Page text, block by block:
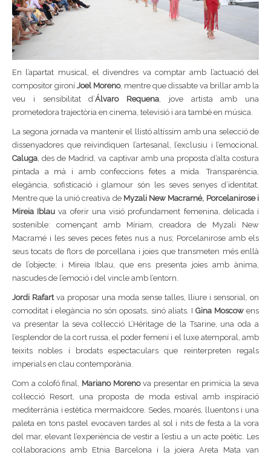
En l’apartat musical, el divendres va comptar amb l’actuació del
compositor gironí Joel Moreno, mentre que dissabte va brillar amb la
veu i sensibilitat d’Álvaro Requena , jove artista amb una
prometedora trajectòria en cinema, televisió i ara també en música.
La segona jornada va mantenir el llistó altíssim amb una selecció de
dissenyadores que reivindiquen l’artesanal, l’exclusiu i l’emocional.
Caluga , des de Madrid, va captivar amb una proposta d’alta costura
pintada a mà i amb confeccions fetes a mida. Transparència,
elegància, sofisticació i glamour són les seves senyes d’identitat.
Mentre que la unió creativa de Myzali New Macramé, Porcelanirose i
Mireia Iblau va oferir una visió profundament femenina, delicada i
sostenible: començant amb Míriam, creadora de Myzali New
Macramé i les seves peces fetes nus a nus; Porcelanirose amb els
seus tocats de flors de porcellana i joies que transmeten més enllà
de l’objecte; i Mireia Iblau, que ens presenta joies amb ànima,
nascudes de l’emoció i del vincle amb l’entorn.
Jordi Rafartva proposar una moda sense talles, lliure i sensorial, on
comoditat i elegància no són oposats, sinó aliats. I Gina Moscowens
va presentar la seva col·lecció L’Héritage de la Tsarine, una oda a
l’esplendor de la cort russa, el poder femení i el luxe atemporal, amb
teixits nobles i brodats espectaculars que reinterpreten regals
imperials en clau contemporània.
Com a colofó final, Mariano Morenova presentar en primícia la seva
col·lecció Resort, una proposta de moda estival amb inspiració
mediterrània i estètica mermaidcore. Sedes, moarés, lluentons i una
paleta en tons pastel evocaven tardes al sol i nits de festa a la vora
del mar, elevant l’experiència de vestir a l’estiu a un acte poètic. Les
col·laboracions amb Etnia Barcelona i la joiera Areta Mata van